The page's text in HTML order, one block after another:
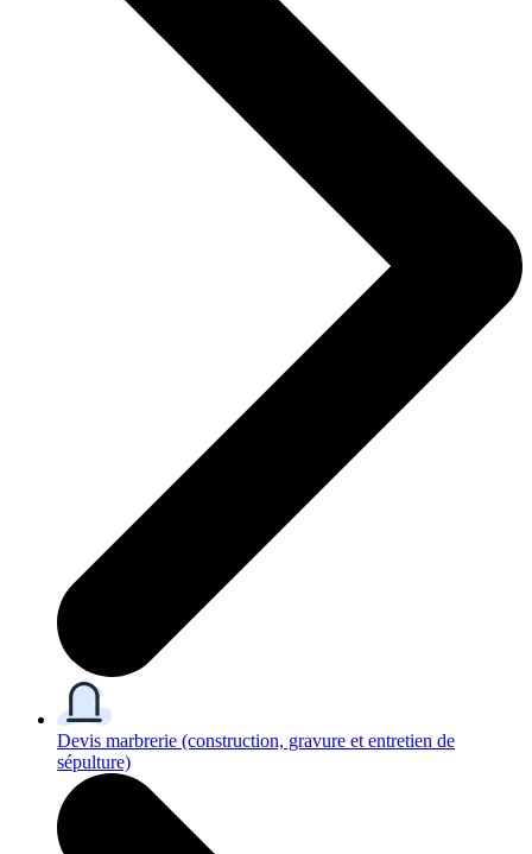
Devis marbrerie (construction, gravure et entretien de
sépulture)